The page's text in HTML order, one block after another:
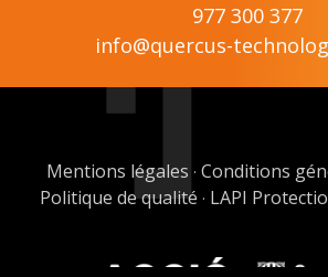
977 300 377
info@quercus-
Mentions légales · Conditions
Politique de qualité · LAPI